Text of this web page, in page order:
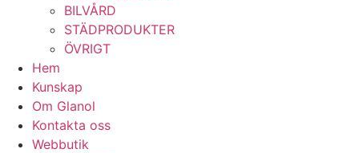
BILVÅRD
STÄDPRODUKTER
ÖVRIGT
Hem
Kunskap
Om Glanol
Kontakta oss
Webbutik